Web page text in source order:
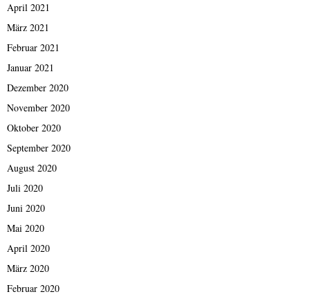
April 2021
März 2021
Februar 2021
Januar 2021
Dezember 2020
November 2020
Oktober 2020
September 2020
August 2020
Juli 2020
Juni 2020
Mai 2020
April 2020
März 2020
Februar 2020